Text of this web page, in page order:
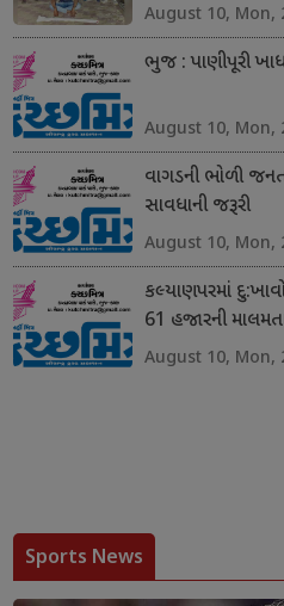
August 10, Mon,
ભુજ : પાણીપૂરી
August 10, Mon,
વાગડની ભોળી
સાવધાની જરૂરી
August 10, Mon,
કલ્યાણપરમાં
61 હજારની
August 10, Mon,
Sports News